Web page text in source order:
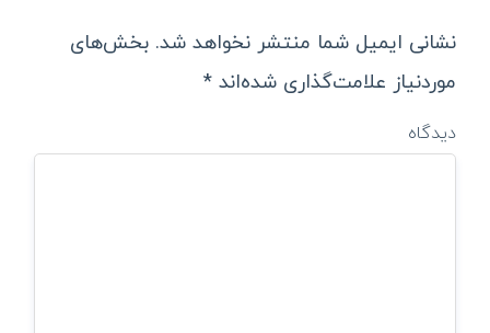
نشانی ایمیل شما منتشر نخواهد شد. بخش‌های
موردنیاز علامت‌گذاری شده‌اند*
دیدگاه